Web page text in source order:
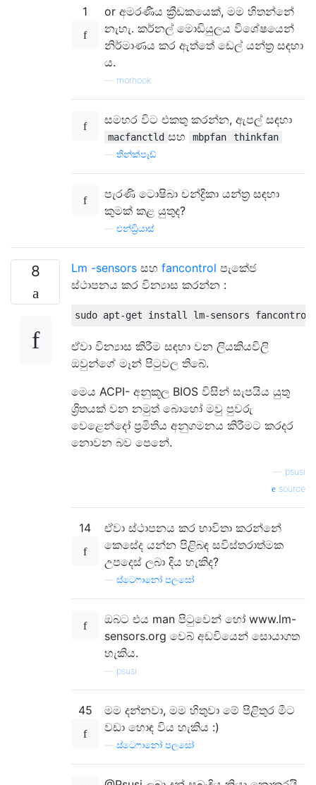
1
or අමරණීය ක්‍රීඩකයෙක්, මම හිතන්නේ
නැහැ. කර්නල් මොඩියුලය විශේෂයෙන්
නිර්මාණය කර ඇත්තේ ඩෙල් යන්ත්‍ර සඳහා
ය.
morhook
සමහර විට එකතු කරන්න, ඇපල් සඳහා
macfanctld සහ mbpfan thinkfan
තින්ක්පෑඩ්
පැරණි ටොෂිබා චන්ද්‍රිකා යන්ත්‍ර සඳහා
කුමක් කළ යුතුද?
එන්ඩ්‍රියාස්
8 Lm -sensors සහ fancontrol පැකේජ
ස්ථාපනය කර වින්‍යාස කරන්න :
ඒවා වින්‍යාස කිරීම සඳහා වන ලියකියවිලි
ඔවුන්ගේ මෑන් පිටුවල තිබේ.
මෙය ACPI- අනුකූල BIOS විසින් සැපයිය යුතු
ශ්‍රිතයක් වන නමුත් බොහෝ මවු පුවරු
වෙළෙන්දෝ ප්‍රමිතිය අනුගමනය කිරීමට කරදර
නොවන බව පෙනේ.
psusi
source
14
ඒවා ස්ථාපනය කර භාවිතා කරන්නේ
කෙසේද යන්න පිළිබඳ සවිස්තරාත්මක
උපදෙස් ලබා දිය හැකිද?
ස්ටෙෆානෝ පලසෝ
ඔබට එය man පිටුවෙන් හෝ www.lm-
sensors.org වෙබ් අඩවියෙන් සොයාගත
හැකිය.
psusi
45
මම දන්නවා, මම හිතුවා මේ පිළිතුර මීට
වඩා හොඳ විය හැකිය :)
ස්ටෙෆානෝ පලසෝ